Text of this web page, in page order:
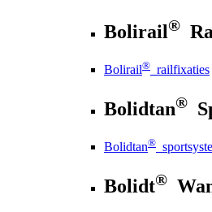
Bolirail®
Bolirail® railfixaties
Bolidtan®
Bolidtan®
Bolidt®